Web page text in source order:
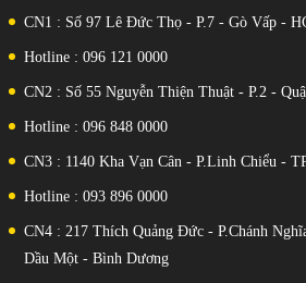
CN1 : Số 97 Lê Đức Thọ - P.7 - Gò Vấp -
Hotline : 096 121 0000
CN2 : Số 55 Nguyễn Thiện Thuật - P.2 -
Hotline : 096 848 0000
CN3 : 1140 Kha Vạn Cân - P.Linh Chiểu -
Hotline : 093 896 0000
CN4 : 217 Thích Quảng Đức - P.Chánh
Dầu Một - Bình Dương